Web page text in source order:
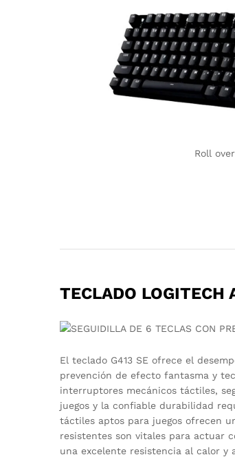
Roll
TECLADO LOGITECH
El teclado G413 SE ofrece el
prevención de efecto fantasma y
interruptores mecánicos táctiles,
juegos y la confiable durabilidad
táctiles aptos para juegos ofrecen
resistentes son vitales para actuar
una excelente resistencia al calor y